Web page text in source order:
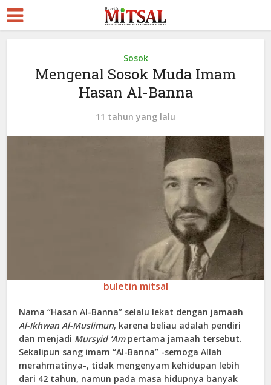
Sosok
Mengenal Sosok Muda Imam
Hasan Al-Banna
11 tahun yang lalu
buletin mitsal
Nama “Hasan Al-Banna” selalu lekat dengan jamaah
Al-Ikhwan Al-Muslimun, karena beliau adalah pendiri
dan menjadi Mursyid ‘Ampertama jamaah tersebut.
Sekalipun sang imam “Al-Banna” -semoga Allah
merahmatinya-, tidak mengenyam kehidupan lebih
dari 42 tahun, namun pada masa hidupnya banyak